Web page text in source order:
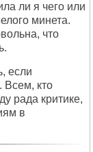
ли я чего или
минета.
что
если
Всем, кто
рада критике,
в